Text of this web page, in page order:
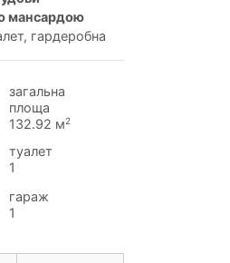
мансардою
гардеробна
загальна
площа
132.92 м2
туалет
1
гараж
1